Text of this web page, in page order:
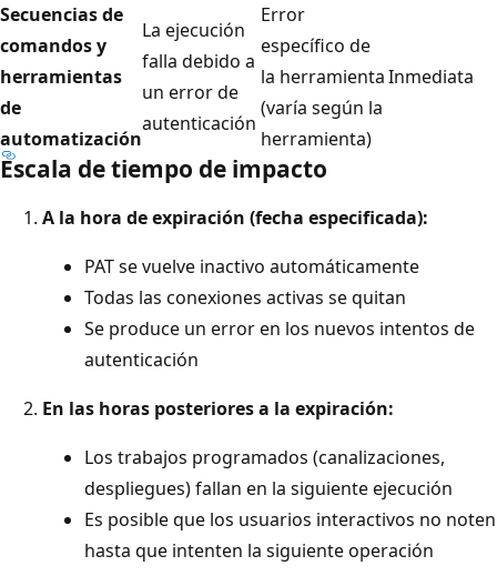
Secuencias de
comandos y
herramientas
de
automatización
La ejecución
falla debido a
un error de
autenticación
Error
específico de
la herramienta
(varía según la
herramienta)
Inmediata
Escala de tiempo de impacto
A la hora de expiración (fecha especificada):
PAT se vuelve inactivo automáticamente
Todas las conexiones activas se quitan
Se produce un error en los nuevos intentos de
autenticación
En las horas posteriores a la expiración:
Los trabajos programados (canalizaciones,
despliegues) fallan en la siguiente ejecución
Es posible que los usuarios interactivos no noten
hasta que intenten la siguiente operación